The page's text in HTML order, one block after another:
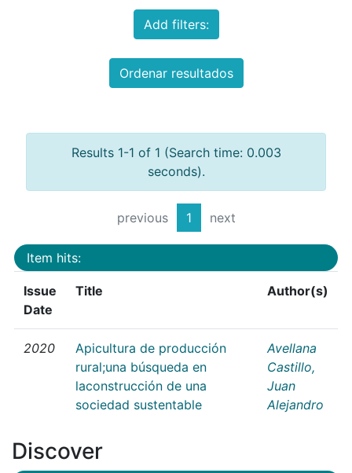
Add filters:
Ordenar resultados
Results 1-1 of 1 (Search time: 0.003
seconds).
previous 1 next
Item hits:
Issue
Date
Title Author(s)
2020
Apicultura de producción
rural;una búsqueda en
laconstrucción de una
sociedad sustentable
Avellana
Castillo,
Juan
Alejandro
Discover